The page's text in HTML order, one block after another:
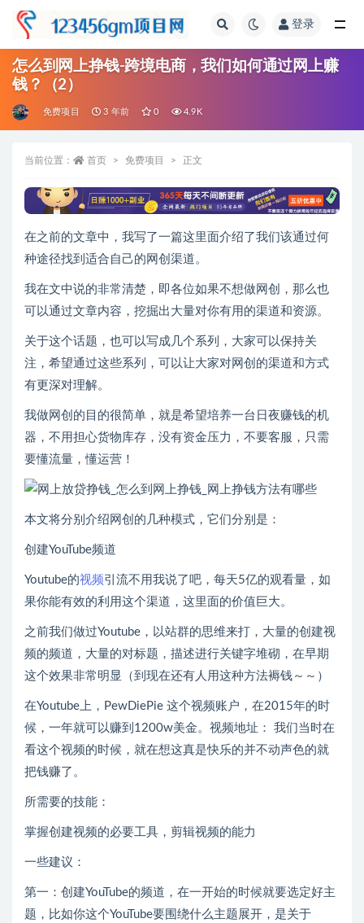
登录
怎么到网上挣钱-跨境电商，我们如何通过网上赚
钱？（2）
免费项目 3 年前 0 4.9K
当前位置： 首页 免费项目 正文
在之前的文章中，我写了一篇这里面介绍了我们该通过何
种途径找到适合自己的网创渠道。
我在文中说的非常清楚，即各位如果不想做网创，那么也
可以通过文章内容，挖掘出大量对你有用的渠道和资源。
关于这个话题，也可以写成几个系列，大家可以保持关
注，希望通过这些系列，可以让大家对网创的渠道和方式
有更深对理解。
我做网创的目的很简单，就是希望培养一台日夜赚钱的机
器，不用担心货物库存，没有资金压力，不要客服，只需
要懂流量，懂运营！
本文将分别介绍网创的几种模式，它们分别是：
创建YouTube频道
Youtube的视频引流不用我说了吧，每天5亿的观看量，如
果你能有效的利用这个渠道，这里面的价值巨大。
之前我们做过Youtube，以站群的思维来打，大量的创建视
频的频道，大量的对标题，描述进行关键字堆砌，在早期
这个效果非常明显（到现在还有人用这种方法褥钱～～）
在Youtube上，PewDiePie 这个视频账户，在2015年的时
候，一年就可以赚到1200w美金。视频地址： 我们当时在
看这个视频的时候，就在想这真是快乐的并不动声色的就
把钱赚了。
所需要的技能：
掌握创建视频的必要工具，剪辑视频的能力
一些建议：
第一：创建YouTube的频道，在一开始的时候就要选定好主
题，比如你这个YouTube要围绕什么主题展开，是关于